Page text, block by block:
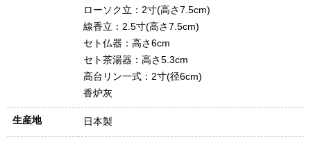
ローソク立：2寸(高さ7.5cm)
線香立：2.5寸(高さ7.5cm)
セト仏器：高さ6cm
セト茶湯器：高さ5.3cm
高台リン一式：2寸(径6cm)
香炉灰
生産地 日本製